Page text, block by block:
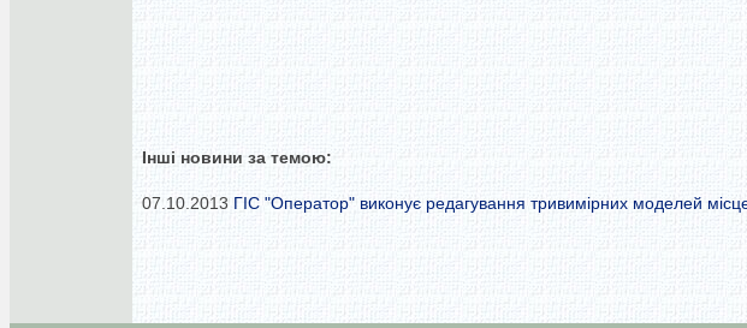
Інші новини за темою:
07.10.2013 ГІС "Оператор" виконує редагування тривимірних моделей